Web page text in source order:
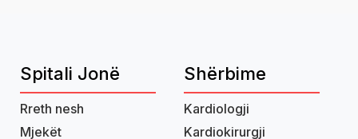
Spitali Jonë
Rreth nesh
Mjekët
Shërbime
Kardiologji
Kardiokirurgji